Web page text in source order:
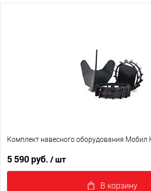
Комплект навесного оборудования
5 590 руб. / шт
В корзину